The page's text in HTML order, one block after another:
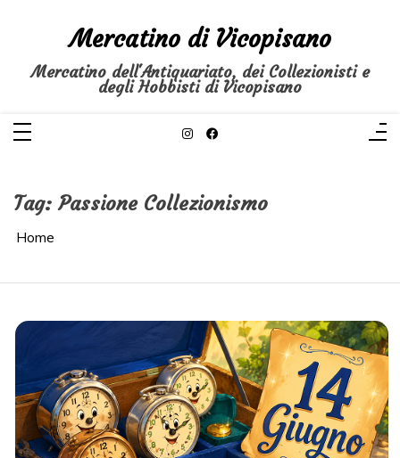
Mercatino di Vicopisano
Mercatino dell'Antiquariato, dei Collezionisti e
degli Hobbisti di Vicopisano
Tag:Passione Collezionismo
Home